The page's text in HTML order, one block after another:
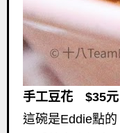
手工豆花 $35元
這碗是Eddie點的